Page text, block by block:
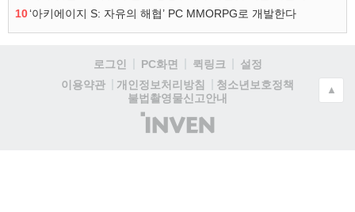
10‘아키에이지 S: 자유의 해협’ PC MMORPG로 개발한다
로그인 PC화면 퀵링크
설정
이용약관
개인정보처리방침
청소년보호정책
불법촬영물신고안내
(주)
인
▲